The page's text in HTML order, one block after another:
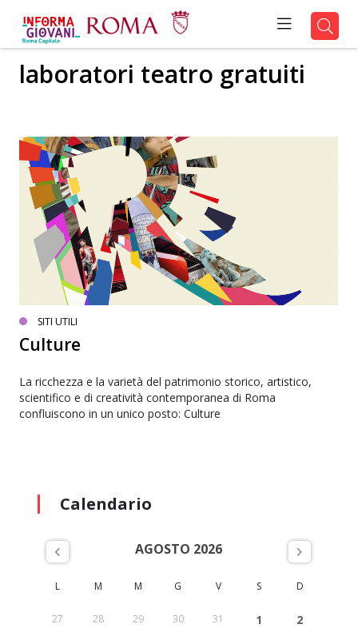
laboratori teatro gratuiti
SITI UTILI
Culture
La ricchezza e la varietà del patrimonio storico, artistico,
scientifico e di creatività contemporanea di Roma
confluiscono in un unico posto: Culture
Calendario
AGOSTO 2026
L M M G V S D
27 28 29 30 31 1 2